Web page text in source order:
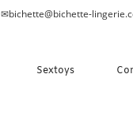
✉bichette@bichette-
Sextoys